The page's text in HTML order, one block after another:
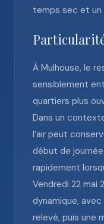
temps sec et
À Mulhouse, le
sensiblement
quartiers plus
Dans un
l’air peut
début de
rapidement
Vendredi 22
dynamique,
relevé, puis une